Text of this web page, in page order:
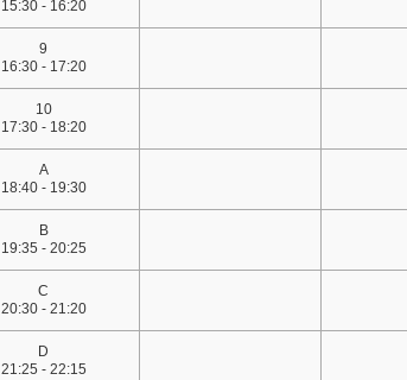
15:30 - 16:20
9
16:30 - 17:20
10
17:30 - 18:20
A
18:40 - 19:30
B
19:35 - 20:25
C
20:30 - 21:20
D
21:25 - 22:15